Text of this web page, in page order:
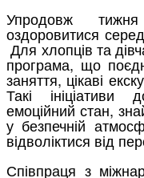
Упродовж
оздоровитися
Для хлопців та
програма, що
заняття, цікаві
Такі ініціативи
емоційний стан,
у безпечній
відволіктися від
Співпраця з